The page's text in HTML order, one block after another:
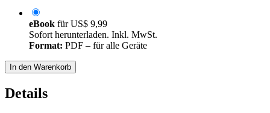
eBook fürUS$ 9,99
Sofort herunterladen. Inkl. MwSt.
Format: PDF – für alle Geräte
In den Warenkorb
Details